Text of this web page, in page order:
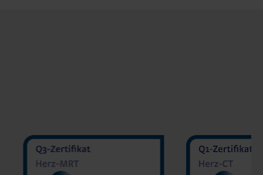
MVZ Radiologie Darmstadt
GmbH
MVZ
Sakher